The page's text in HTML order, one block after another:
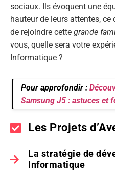
sociaux. Ils évoquent une
hauteur de leurs attentes,
de rejoindre cette grande
vous, quelle sera votre
Informatique ?
Pour approfondir :
Samsung J5 : astuces et
Les Projets
La stratégie de
Informatique